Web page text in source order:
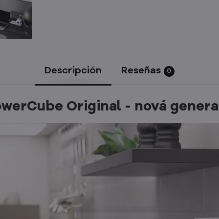
Descripción Reseñas 0
Original - nová